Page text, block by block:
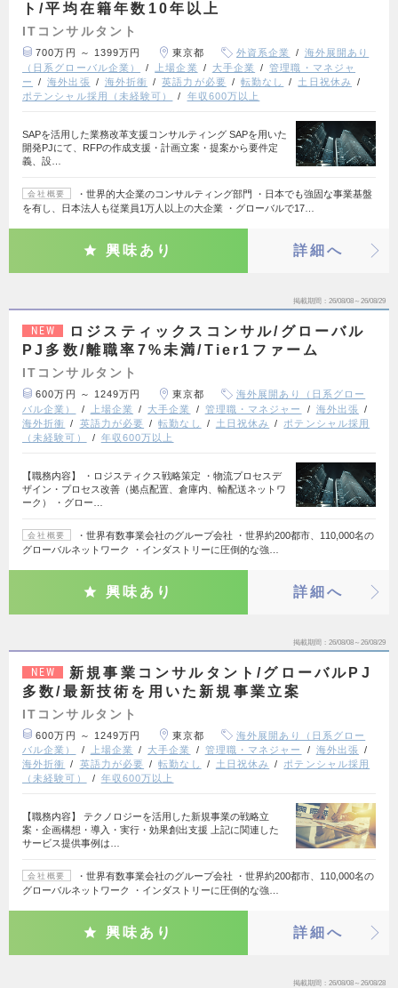
ト/平均在籍年数10年以上
ITコンサルタント
700万円 ～ 1399万円 東京都 外資系企業
海外展開あり
（日系グローバル企業）
上場企業 大手企業
管理職・マネジャ
ー
海外出張 海外折衝 英語力が必要 転勤なし
土日祝休み
ポテンシャル採用（未経験可）
年収600万以上
SAPを活用した業務改革支援コンサルティング SAPを用いた
開発PJにて、RFPの作成支援・計画立案・提案から要件定
義、設…
会社概要
・世界的大企業のコンサルティング部門 ・日本でも強固な事業基盤
を有し、日本法人も従業員1万人以上の大企業 ・グローバルで17…
興味あり 詳細へ
掲載期間 26/08/08～26/08/29
NEW
ロジスティックスコンサル/グローバル
PJ多数/離職率7%未満/Tier1ファーム
ITコンサルタント
600万円 ～ 1249万円 東京都
海外展開あり（日系グロー
バル企業）
上場企業 大手企業 管理職・マネジャー
海外出張
海外折衝
英語力が必要 転勤なし 土日祝休み
ポテンシャル採用
（未経験可）
年収600万以上
【職務内容】 ・ロジスティクス戦略策定 ・物流プロセスデ
ザイン・プロセス改善（拠点配置、倉庫内、輸配送ネットワ
ーク） ・グロー…
会社概要
・世界有数事業会社のグループ会社 ・世界約200都市、110,000名の
グローバルネットワーク ・インダストリーに圧倒的な強…
興味あり 詳細へ
掲載期間 26/08/08～26/08/29
NEW
新規事業コンサルタント/グローバルPJ
多数/最新技術を用いた新規事業立案
ITコンサルタント
600万円 ～ 1249万円 東京都
海外展開あり（日系グロー
バル企業）
上場企業 大手企業 管理職・マネジャー
海外出張
海外折衝
英語力が必要 転勤なし 土日祝休み
ポテンシャル採用
（未経験可）
年収600万以上
【職務内容】 テクノロジーを活用した新規事業の戦略立
案・企画構想・導入・実行・効果創出支援 上記に関連した
サービス提供事例は…
会社概要
・世界有数事業会社のグループ会社 ・世界約200都市、110,000名の
グローバルネットワーク ・インダストリーに圧倒的な強…
興味あり 詳細へ
掲載期間 26/08/08～26/08/28